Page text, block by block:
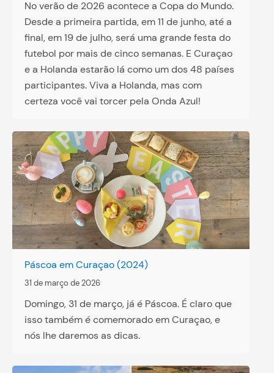
No verão de 2026 acontece a Copa do Mundo.
Desde a primeira partida, em 11 de junho, até a
final, em 19 de julho, será uma grande festa do
futebol por mais de cinco semanas. E Curaçao
e a Holanda estarão lá como um dos 48 países
participantes. Viva a Holanda, mas com
certeza você vai torcer pela Onda Azul!
Páscoa em Curaçao (2024)
31 de março de 2026
Domingo, 31 de março, já é Páscoa. É claro que
isso também é comemorado em Curaçao, e
nós lhe daremos as dicas.